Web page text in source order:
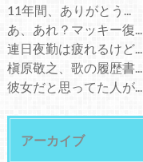
11年間、ありがとう...
あ、あれ？マッキー復...
連日夜勤は疲れるけど...
槇原敬之、歌の履歴書...
彼女だと思ってた人が...
アーカイブ